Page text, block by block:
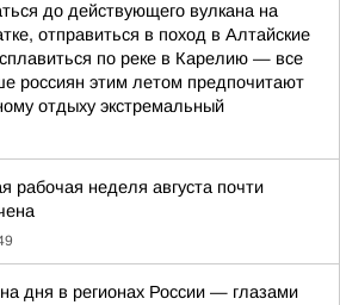
до действующего вулкана на
отправиться в поход в Алтайские
по реке в Карелию — все
россиян этим летом предпочитают
отдыху экстремальный
рабочая неделя августа почти
дня в регионах России — глазами